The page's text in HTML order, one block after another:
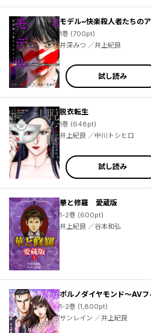
モデル~快楽殺人者たちの
1巻 (700pt)
井深みつ ／井上紀良
試し読み
脱衣転生
1巻 (648pt)
井上紀良 ／中川トシヒロ
試し読み
華と修羅 愛蔵版
1-2巻 (600pt)
井上紀良 ／谷本和弘
ポルノダイヤモンド～AV
1-2巻 (1,800pt)
サンレイン ／井上紀良